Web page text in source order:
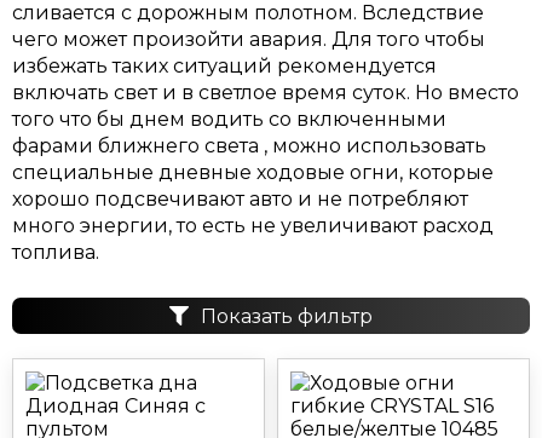
сливается с дорожным полотном. Вследствие
чего может произойти авария. Для того чтобы
избежать таких ситуаций рекомендуется
включать свет и в светлое время суток. Но вместо
того что бы днем водить со включенными
фарами ближнего света , можно использовать
специальные дневные ходовые огни, которые
хорошо подсвечивают авто и не потребляют
много энергии, то есть не увеличивают расход
топлива.
Показать фильтр